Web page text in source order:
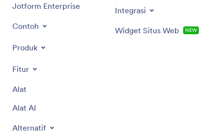
Jotform Enterprise
Contoh
Produk
Fitur
Alat
Alat AI
Alternatif
Integrasi
Widget Situs Web NEW